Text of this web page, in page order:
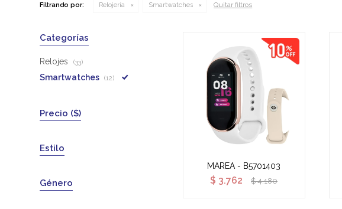
Filtrando por: Relojería Smartwatches Quitar filtros
MAREA - B5701403
$ 3.762 $ 4.180
Categorías
Relojes (33)
Smartwatches (12)
Precio ($)
Estilo
Género